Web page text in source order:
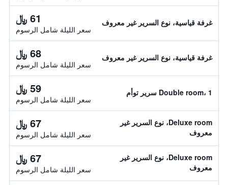
غرفة قياسية، نوع السرير غير معروف 61 ﷼
سعر الليلة شامل الرسوم
غرفة قياسية، نوع السرير غير معروف 68 ﷼
سعر الليلة شامل الرسوم
Double room، 1 سرير توأم 59 ﷼
سعر الليلة شامل الرسوم
Deluxe room، نوع السرير غير
معروف
67 ﷼
سعر الليلة شامل الرسوم
Deluxe room، نوع السرير غير
معروف
67 ﷼
سعر الليلة شامل الرسوم